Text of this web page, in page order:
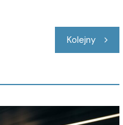
Kolejny